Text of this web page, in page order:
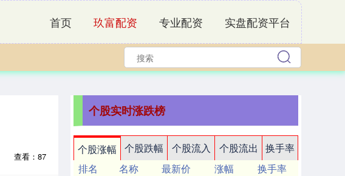
首页 玖富配资 专业配资 实盘配资平台
查看：87
个股实时涨跌榜
个股涨幅 个股跌幅 个股流入 个股流出
换手率
排名
名称 最新价 涨幅
换手率